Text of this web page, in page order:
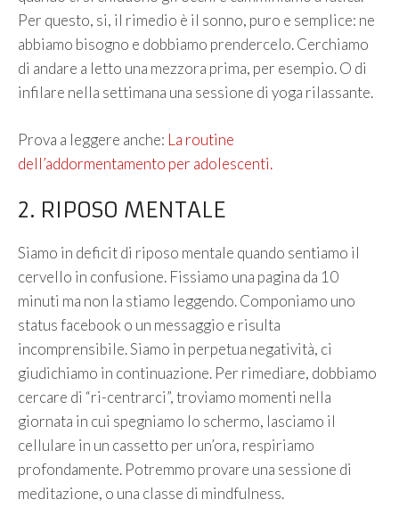
Per questo, si, il rimedio è il sonno, puro e semplice: ne
abbiamo bisogno e dobbiamo prendercelo. Cerchiamo
di andare a letto una mezzora prima, per esempio. O di
infilare nella settimana una sessione di yoga rilassante.
Prova a leggere anche: La routine
dell’addormentamento per adolescenti.
2. RIPOSO MENTALE
Siamo in deficit di riposo mentale quando sentiamo il
cervello in confusione. Fissiamo una pagina da 10
minuti ma non la stiamo leggendo. Componiamo uno
status facebook o un messaggio e risulta
incomprensibile. Siamo in perpetua negatività, ci
giudichiamo in continuazione. Per rimediare, dobbiamo
cercare di “ri-centrarci”, troviamo momenti nella
giornata in cui spegniamo lo schermo, lasciamo il
cellulare in un cassetto per un’ora, respiriamo
profondamente. Potremmo provare una sessione di
meditazione, o una classe di mindfulness.